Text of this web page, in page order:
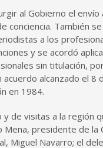
al Gobierno el
conciencia. También
a los
y se acordó
sin titulación,
alcanzado el
en 1984.
de visitas a la región
presidente de la
Miguel Navarro; el